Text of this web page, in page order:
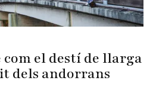
com el destí de llarga
dels andorrans